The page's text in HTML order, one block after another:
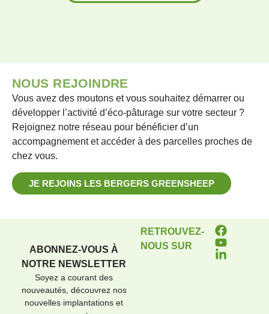
NOUS REJOINDRE
Vous avez des moutons et vous souhaitez démarrer ou
développer l’activité d’éco-pâturage sur votre secteur ?
Rejoignez notre réseau pour bénéficier d’un
accompagnement et accéder à des parcelles proches de
chez vous.
JE REJOINS LES BERGERS GREENSHEEP
ABONNEZ-VOUS À
NOTRE NEWSLETTER
Soyez a courant des
nouveautés, découvrez nos
nouvelles implantations et
RETROUVEZ-
NOUS SUR